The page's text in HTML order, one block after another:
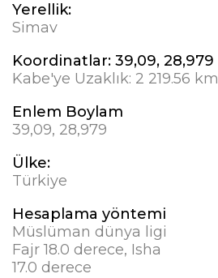
Yerellik:
Simav
Koordinatlar: 39,09, 28,979
Kabe'ye Uzaklık: 2 219.56 km
Enlem Boylam
39,09, 28,979
Ülke:
Türkiye
Hesaplama yöntemi
Müslüman dünya ligi
Fajr 18.0 derece, Isha
17.0 derece